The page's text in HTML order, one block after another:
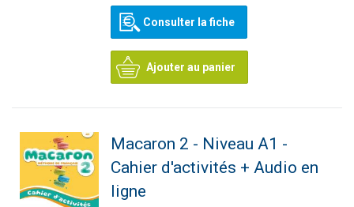
Consulter la fiche
Ajouter au panier
Macaron 2 - Niveau A1 -
Cahier d'activités + Audio en
ligne